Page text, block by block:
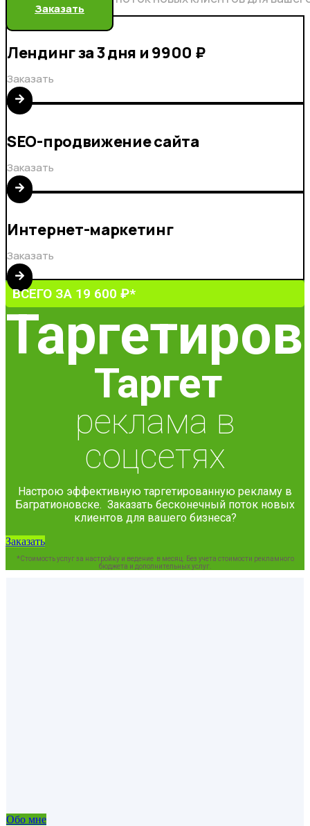
Заказать
Лендинг за 3 дня и 9900 ₽
Заказать
SEO-продвижение сайта
Заказать
Интернет-маркетинг
Заказать
ВСЕГО ЗА 19 600 ₽*
Таргет
реклама в
соцсетях
Настрою эффективную таргетированную рекламу в
Багратионовске. Заказать бесконечный поток новых
клиентов для вашего бизнеса?
Заказать
*Стоимость услуг за настройку и ведение в месяц. Без учета стоимости рекламного
бюджета и дополнительных услуг.
Обо мне